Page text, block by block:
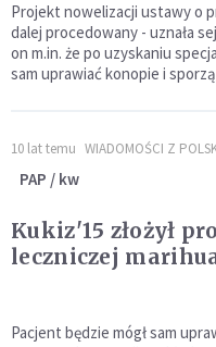
Projekt nowelizacji ustawy o
dalej procedowany - uznała
on m.in. że po uzyskaniu
sam uprawiać konopie i
10 lat temu WIADOMOŚCI Z
PAP / kw
Kukiz'15 złożył
leczniczej
Pacjent będzie mógł sam